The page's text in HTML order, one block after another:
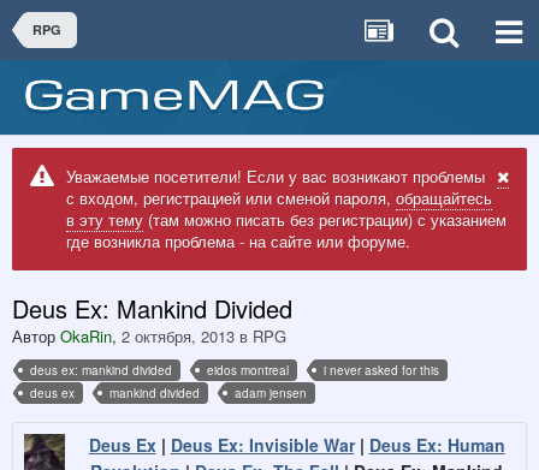
RPG
Уважаемые посетители! Если у вас возникают проблемы
с входом, регистрацией или сменой пароля, обращайтесь
в эту тему (там можно писать без регистрации) с указанием
где возникла проблема - на сайте или форуме.
Deus Ex: Mankind Divided
Автор OkaRin, 2 октября, 2013 в RPG
deus ex: mankind divided eidos montreal
i never asked for this
deus ex
mankind divided adam jensen
Deus Ex| Deus Ex: Invisible War| Deus Ex: Human